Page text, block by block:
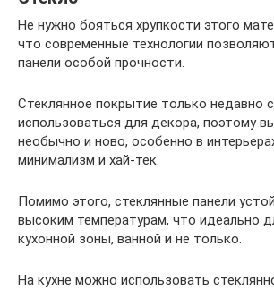
Не нужно бояться хрупкости этого
что современные технологии
панели особой прочности.
Стеклянное покрытие только недавно
использоваться для декора, поэтому
необычно и ново, особенно в
минимализм и хай-тек.
Помимо этого, стеклянные панели
высоким температурам, что идеально
кухонной зоны, ванной и не только.
На кухне можно использовать